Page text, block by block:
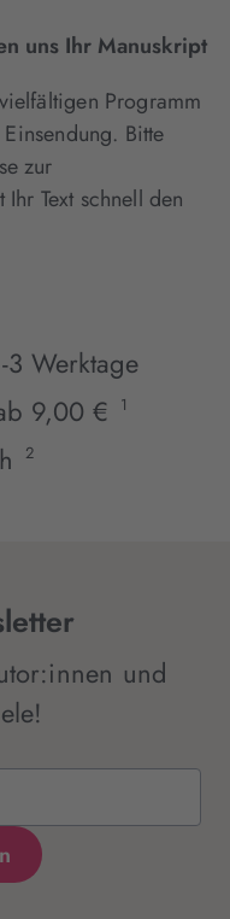
uns Ihr Manuskript
Programm
Bitte
zur
Text schnell den
Werktage
9,00 €
1
2
und